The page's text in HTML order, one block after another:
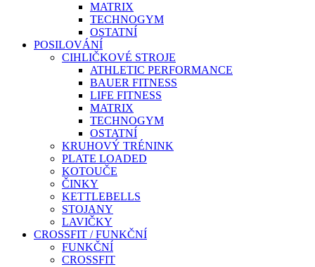
MATRIX
TECHNOGYM
OSTATNÍ
POSILOVÁNÍ
CIHLIČKOVÉ STROJE
ATHLETIC PERFORMANCE
BAUER FITNESS
LIFE FITNESS
MATRIX
TECHNOGYM
OSTATNÍ
KRUHOVÝ TRÉNINK
PLATE LOADED
KOTOUČE
ČINKY
KETTLEBELLS
STOJANY
LAVIČKY
CROSSFIT / FUNKČNÍ
FUNKČNÍ
CROSSFIT